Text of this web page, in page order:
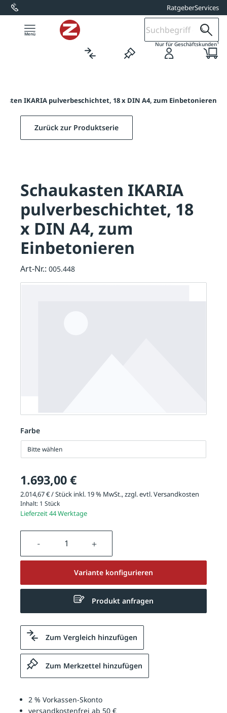
springen RatgeberServices
Nur für Geschäftskunden1
IKARIA pulverbeschichtet, 18 x DIN A4, zum Einbetonieren
Farbe
Bitte wählen
1.693,00 €
2.014,67 € / Stück inkl. 19 % MwSt., zzgl. evtl.Versandkosten
Inhalt: 1 Stück
Lieferzeit 44 Werktage
Produkt Anzahl: Gib den
Variante konfigurieren
Produkt anfragen
Zum Vergleich hinzufügen
Zum Merkzettel hinzufügen
2 % Vorkassen-Skonto
versandkostenfrei ab 50 €
Zurück zur Produktserie
Schaukasten IKARIA
pulverbeschichtet, 18
x DIN A4, zum
Einbetonieren
Art-Nr.: 005.448